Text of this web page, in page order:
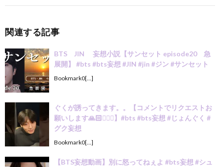
関連する記事
BTS JIN 妄想小説【サンセット episode20 急
展開】 #bts #bts妄想 #JIN #jin #ジン #サンセット
Bookmark0[…]
ぐくが誘ってきます。。【コメントでリクエストお
願いします🙏🏻🙇🏻‍♀️】#bts #bts妄想 #じょんぐく #
グク妄想
Bookmark0[…]
【BTS妄想動画】別に怒ってねぇよ #bts妄想 #シュ